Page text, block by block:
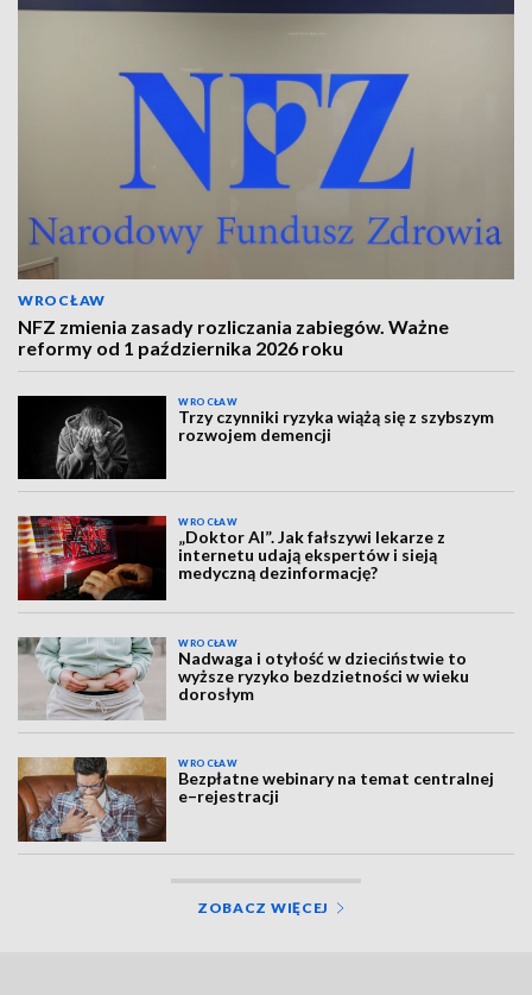
WROCŁAW
NFZ zmienia zasady rozliczania zabiegów. Ważne
reformy od 1 października 2026 roku
WROCŁAW
Trzy czynniki ryzyka wiążą się z szybszym
rozwojem demencji
WROCŁAW
„Doktor AI”. Jak fałszywi lekarze z
internetu udają ekspertów i sieją
medyczną dezinformację?
WROCŁAW
Nadwaga i otyłość w dzieciństwie to
wyższe ryzyko bezdzietności w wieku
dorosłym
WROCŁAW
Bezpłatne webinary na temat centralnej
e–rejestracji
ZOBACZ WIĘCEJ